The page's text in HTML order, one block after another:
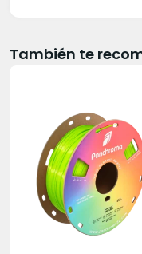
También te